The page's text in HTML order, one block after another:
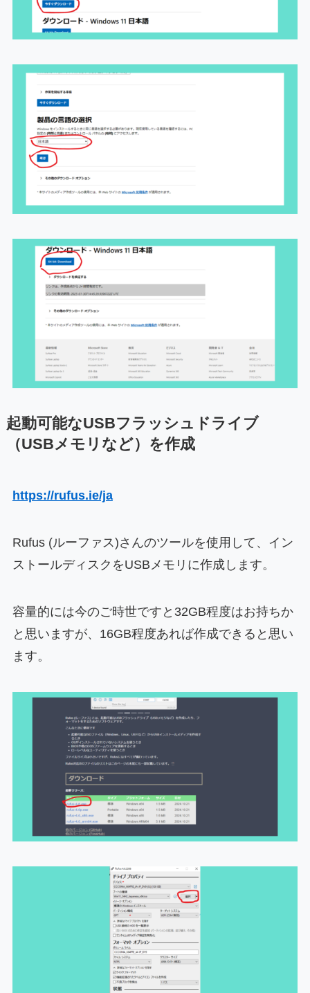
起動可能なUSBフラッシュドライブ
（USBメモリなど）を作成
https://rufus.ie/ja
Rufus (ルーファス)さんのツールを使用して、イン
ストールディスクをUSBメモリに作成します。
容量的には今のご時世ですと32GB程度はお持ちか
と思いますが、16GB程度あれば作成できると思い
ます。